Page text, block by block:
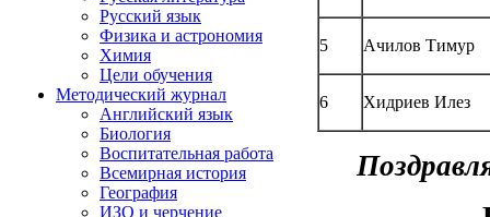
Русский язык
Физика и астрономия
Химия
Цели обучения
Методический журнал
Английский язык
Биология
Воспитательная работа
Всемирная история
География
ИЗО и черчение
5 Ачилов Тимур
6 Хидриев Илез